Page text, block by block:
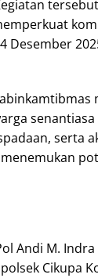
Desember
serta
Andi M.
Cikupa